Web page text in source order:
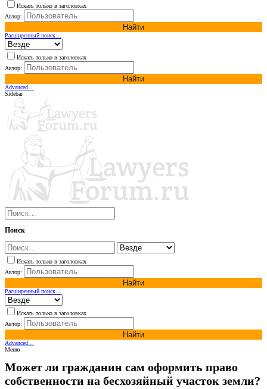
Искать только в заголовках
Автор:
Найти
Расширенный поиск…
Искать только в заголовках
Автор:
Найти
Advanced…
Sidebar
Поиск
Искать только в заголовках
Автор:
Найти
Расширенный поиск…
Искать только в заголовках
Автор:
Найти
Advanced…
Меню
Может ли гражданин сам оформить право
собственности на бесхозяйный участок земли?